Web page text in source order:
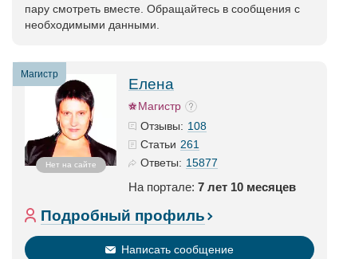
пару смотреть вместе. Обращайтесь в сообщения с
необходимыми данными.
Магистр
Нет на сайте
Елена
Магистр
Отзывы: 108
Статьи 261
Ответы: 15877
На портале: 7 лет 10 месяцев
Подробный профиль
Написать сообщение